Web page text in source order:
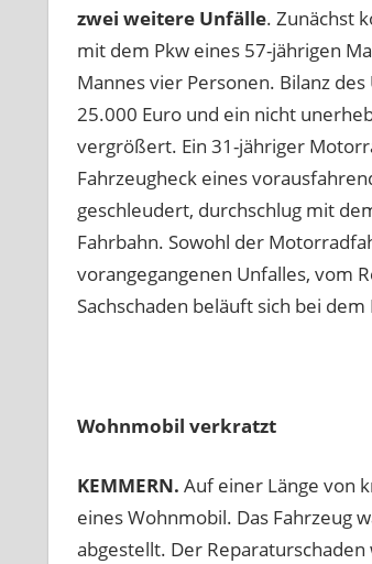
zwei weitere Unfälle. Zunächst
mit dem Pkw eines 57-jährigen
Mannes vier Personen. Bilanz
25.000 Euro und ein nicht
vergrößert. Ein 31-jähriger
Fahrzeugheck eines
geschleudert, durchschlug mit
Fahrbahn. Sowohl der
vorangegangenen Unfalles, vom
Sachschaden beläuft sich bei
Wohnmobil verkratzt
KEMMERN. Auf einer Länge von
eines Wohnmobil. Das Fahrzeug
abgestellt. Der